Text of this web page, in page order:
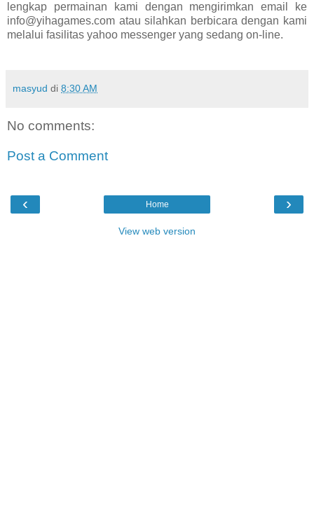
lengkap permainan kami dengan mengirimkan email ke
info@yihagames.com atau silahkan berbicara dengan kami
melalui fasilitas yahoo messenger yang sedang on-line.
masyud di 8:30 AM
No comments:
Post a Comment
‹ ›
Home
View web version